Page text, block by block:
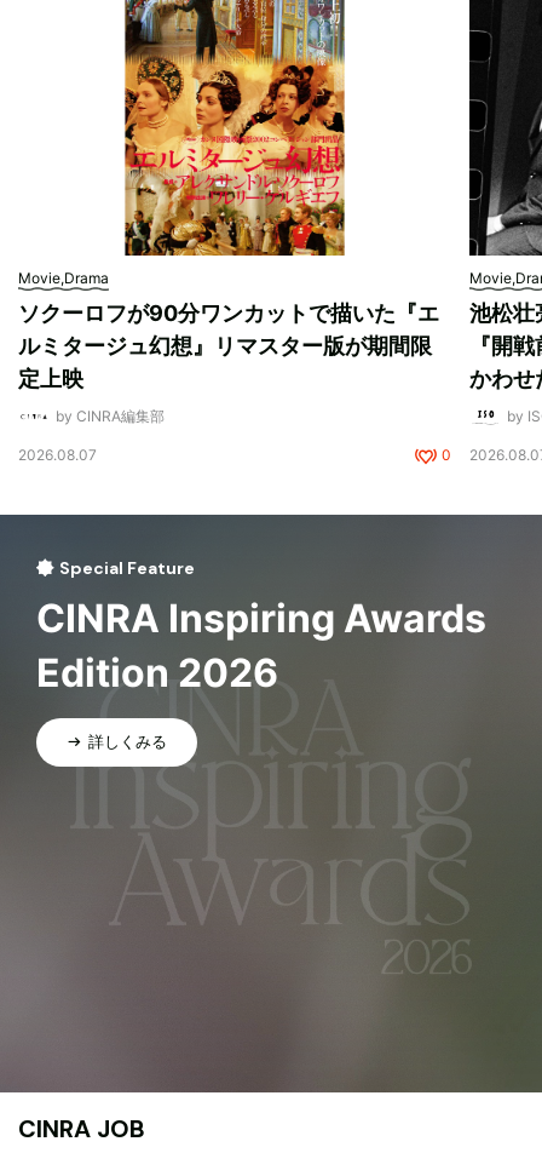
Movie,Drama
ソクーロフが90分ワンカットで描いた『エ
ルミタージュ幻想』リマスター版が期間限
定上映
by CINRA編集部
2026.08.07 0
池松壮
『開
かわせ
by
Special Feature
CINRA Inspiring Awards
Edition 2026
詳しくみる
CINRA JOB